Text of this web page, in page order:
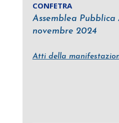
CONFETRA
Assemblea Pubblica
novembre 2024
Atti della